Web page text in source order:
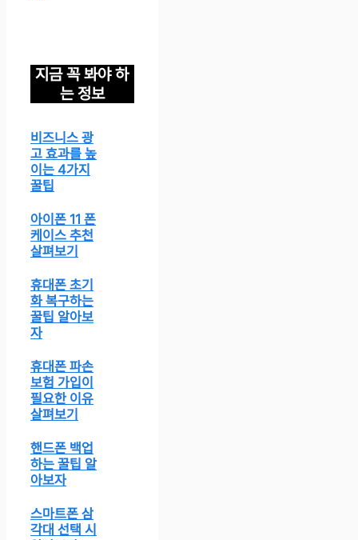
지금 꼭 봐야 하
는 정보
비즈니스 광
고 효과를 높
이는 4가지
꿀팁
아이폰 11 폰
케이스 추천
살펴보기
휴대폰 초기
화 복구하는
꿀팁 알아보
자
휴대폰 파손
보험 가입이
필요한 이유
살펴보기
핸드폰 백업
하는 꿀팁 알
아보자
스마트폰 삼
각대 선택 시